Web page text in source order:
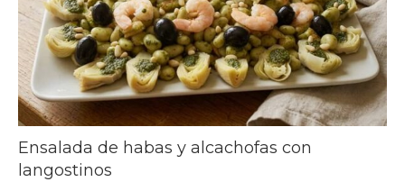
Ensalada de habas y alcachofas con
langostinos